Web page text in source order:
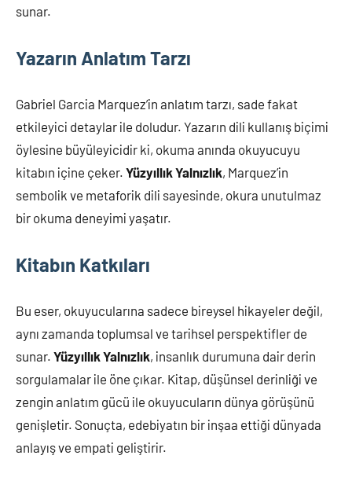
sunar.
Yazarın Anlatım Tarzı
Gabriel Garcia Marquez’in anlatım tarzı, sade fakat
etkileyici detaylar ile doludur. Yazarın dili kullanış biçimi
öylesine büyüleyicidir ki, okuma anında okuyucuyu
kitabın içine çeker. Yüzyıllık Yalnızlık, Marquez’in
sembolik ve metaforik dili sayesinde, okura unutulmaz
bir okuma deneyimi yaşatır.
Kitabın Katkıları
Bu eser, okuyucularına sadece bireysel hikayeler değil,
aynı zamanda toplumsal ve tarihsel perspektifler de
sunar. Yüzyıllık Yalnızlık, insanlık durumuna dair derin
sorgulamalar ile öne çıkar. Kitap, düşünsel derinliği ve
zengin anlatım gücü ile okuyucuların dünya görüşünü
genişletir. Sonuçta, edebiyatın bir inşaa ettiği dünyada
anlayış ve empati geliştirir.